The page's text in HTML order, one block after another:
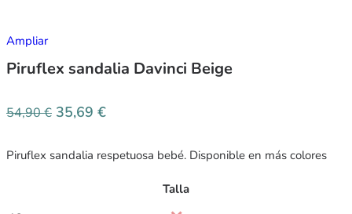
Ampliar
Piruflex sandalia Davinci Beige
54,90€ 35,69 €
Piruflex sandalia respetuosa bebé. Disponible en más colores
Talla